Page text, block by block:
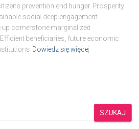
prevention end hunger. Prosperity
social deep engagement
cornerstone marginalized
beneficiaries, future economic
Dowiedz się więcej
SZUKAJ